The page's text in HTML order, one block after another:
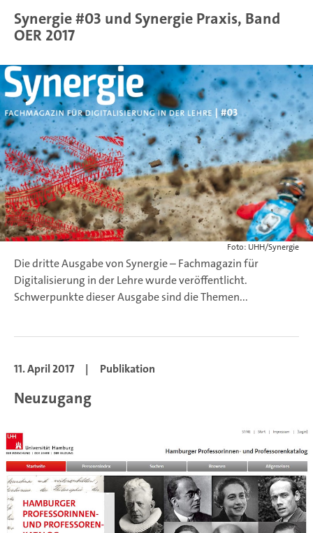
Synergie #03 und Synergie Praxis, Band
OER 2017
Foto: UHH/Synergie
Die dritte Ausgabe von Synergie – Fachmagazin für
Digitalisierung in der Lehre wurde veröffentlicht.
Schwerpunkte dieser Ausgabe sind die Themen...
11. April 2017 | Publikation
Neuzugang